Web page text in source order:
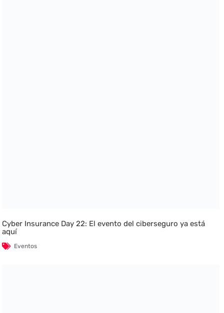
Cyber Insurance Day 22: El evento del ciberseguro ya está
aquí
Eventos